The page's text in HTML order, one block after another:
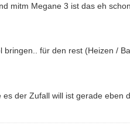
mitm Megane 3 ist das eh
für den rest (Heizen /
der Zufall will ist gerade eben